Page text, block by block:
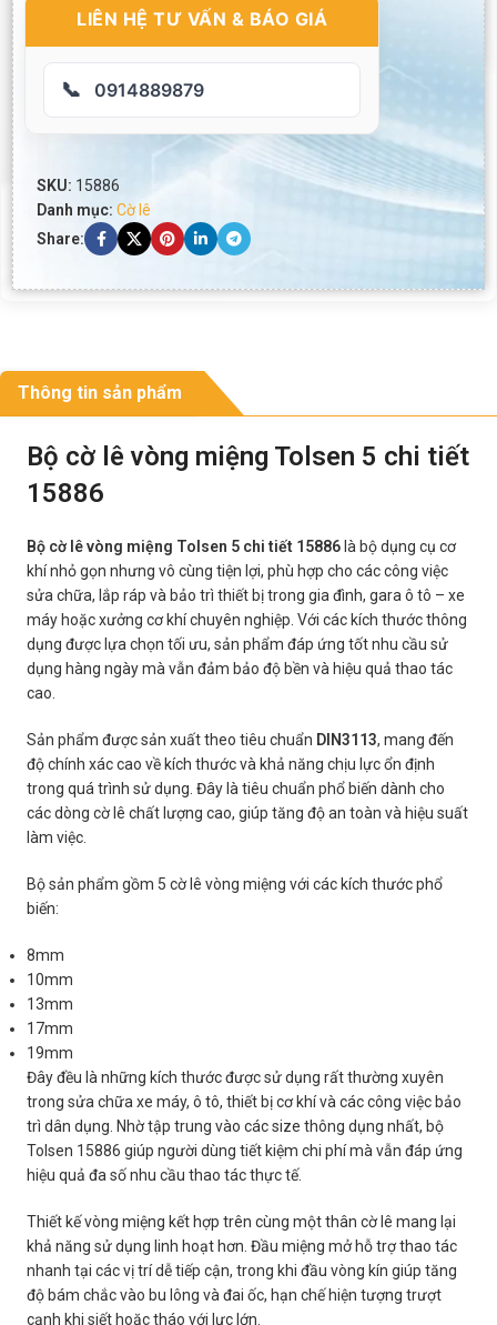
LIÊN HỆ TƯ VẤN & BÁO GIÁ
📞 0914889879
SKU: 15886
Danh mục: Cờ lê
Share:
Thông tin sản phẩm
Bộ cờ lê vòng miệng Tolsen 5 chi tiết
15886
Bộ cờ lê vòng miệng Tolsen 5 chi tiết 15886 là bộ dụng cụ cơ
khí nhỏ gọn nhưng vô cùng tiện lợi, phù hợp cho các công việc
sửa chữa, lắp ráp và bảo trì thiết bị trong gia đình, gara ô tô – xe
máy hoặc xưởng cơ khí chuyên nghiệp. Với các kích thước thông
dụng được lựa chọn tối ưu, sản phẩm đáp ứng tốt nhu cầu sử
dụng hàng ngày mà vẫn đảm bảo độ bền và hiệu quả thao tác
cao.
Sản phẩm được sản xuất theo tiêu chuẩn DIN3113, mang đến
độ chính xác cao về kích thước và khả năng chịu lực ổn định
trong quá trình sử dụng. Đây là tiêu chuẩn phổ biến dành cho
các dòng cờ lê chất lượng cao, giúp tăng độ an toàn và hiệu suất
làm việc.
Bộ sản phẩm gồm 5 cờ lê vòng miệng với các kích thước phổ
biến:
8mm
10mm
13mm
17mm
19mm
Đây đều là những kích thước được sử dụng rất thường xuyên
trong sửa chữa xe máy, ô tô, thiết bị cơ khí và các công việc bảo
trì dân dụng. Nhờ tập trung vào các size thông dụng nhất, bộ
Tolsen 15886 giúp người dùng tiết kiệm chi phí mà vẫn đáp ứng
hiệu quả đa số nhu cầu thao tác thực tế.
Thiết kế vòng miệng kết hợp trên cùng một thân cờ lê mang lại
khả năng sử dụng linh hoạt hơn. Đầu miệng mở hỗ trợ thao tác
nhanh tại các vị trí dễ tiếp cận, trong khi đầu vòng kín giúp tăng
độ bám chắc vào bu lông và đai ốc, hạn chế hiện tượng trượt
cạnh khi siết hoặc tháo với lực lớn.